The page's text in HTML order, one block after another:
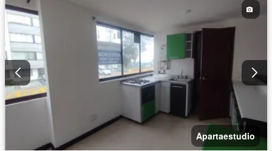
Apartaestudio